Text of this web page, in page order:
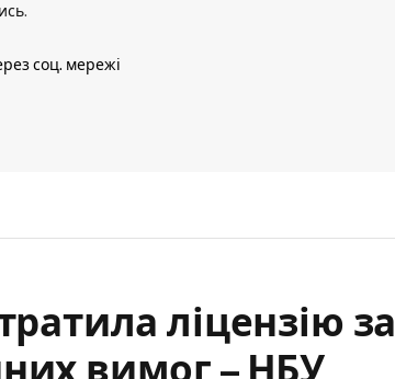
.
соц. мережі
ліцензію за
вимог – НБУ